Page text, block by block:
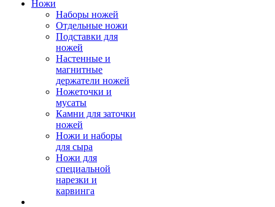
Ножи
Наборы ножей
Отдельные ножи
Подставки для
ножей
Настенные и
магнитные
держатели ножей
Ножеточки и
мусаты
Камни для заточки
ножей
Ножи и наборы
для сыра
Ножи для
специальной
нарезки и
карвинга